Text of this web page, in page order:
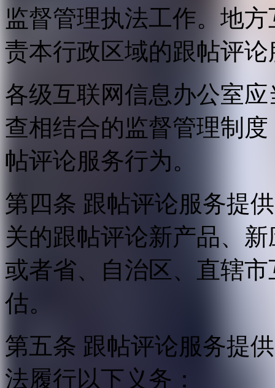
监督管理执法工作。地
责本行政区域的跟帖评
各级互联网信息办公室
查相结合的监督管理制
帖评论服务行为。
第四条 跟帖评论服务提
关的跟帖评论新产品、
或者省、自治区、直辖
估。
第五条 跟帖评论服务提
法履行以下义务：